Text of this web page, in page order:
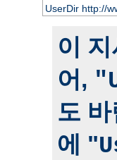
UserDir http://
이
어,
도 바
에 "